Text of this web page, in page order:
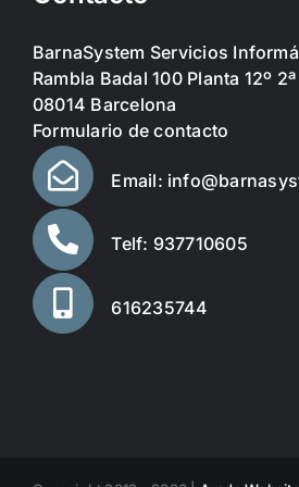
BarnaSystem Servicios
Rambla Badal 100 Planta 12º 2ª
08014 Barcelona
Formulario de contacto
Email:
Telf: 937710605
616235744